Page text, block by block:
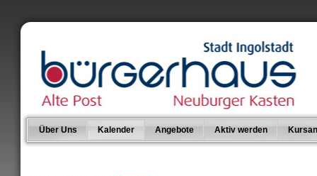
Über Uns Kalender Angebote Aktiv werden